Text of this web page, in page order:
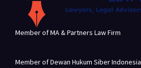
Member of MA & Partners Law Firm
Member of Dewan Hukum Siber Indonesia